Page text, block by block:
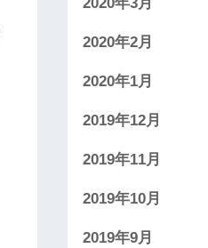
2020年2月
2020年1月
2019年12月
2019年11月
2019年10月
2019年9月